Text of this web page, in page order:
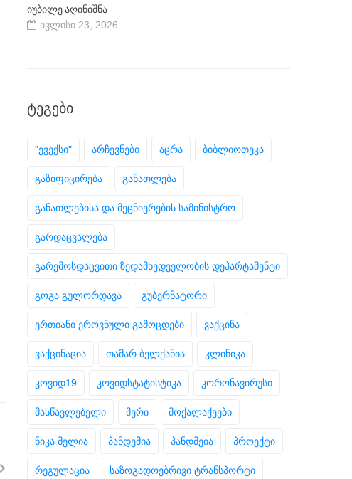
იუბილე აღინიშნა
ივლისი 23, 2026
ᲢᲔᲒᲔᲑᲘ
"ევექსი" არჩევნები აცრა ბიბლიოთეკა
გაზიფიცირება განათლება
განათლებისა და მეცნიერების სამინისტრო
გარდაცვალება
გარემოსდაცვითი ზედამხედველობის დეპარტამენტი
გოგა გულორდავა გუბერნატორი
ერთიანი ეროვნული გამოცდები ვაქცინა
ვაქცინაცია თამარ ბელქანია კლინიკა
კოვიდ19 კოვიდსტატისტიკა კორონავირუსი
მასწავლებელი მერი მოქალაქეები
ნიკა მელია პანდემია პანდმეია პროექტი
რეგულაცია საზოგადოებრივი ტრანსპორტი